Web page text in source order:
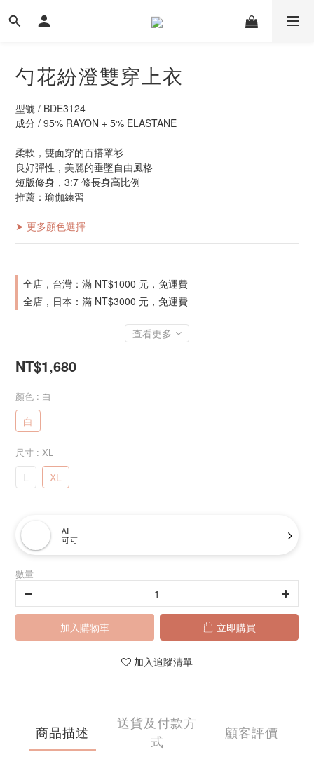
勺花紛澄雙穿上衣
型號 / BDE3124
成分 / 95% RAYON + 5% ELASTANE
柔軟，雙面穿的百搭罩衫
良好彈性，美麗的垂墜自由風格
短版修身，3:7 修長身高比例
推薦：瑜伽練習
➤ 更多顏色選擇
全店，台灣：滿 NT$1000 元，免運費
全店，日本：滿 NT$3000 元，免運費
查看更多
NT$1,680
顏色 : 白
白
尺寸 : XL
L XL
AI
可可
數量
加入購物車 立即購買
加入追蹤清單
商品描述
送貨及付款方
式
顧客評價